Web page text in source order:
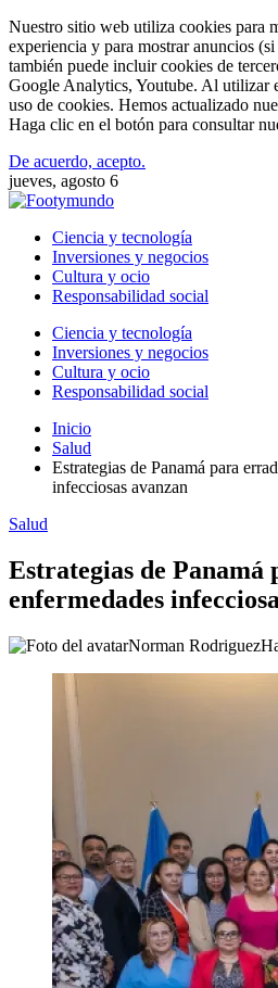
Nuestro sitio web utiliza cookies para
experiencia y para mostrar anuncios
también puede incluir cookies de
Google Analytics, Youtube. Al utilizar
uso de cookies. Hemos actualizado
Haga clic en el botón para consultar
De acuerdo, acepto.
jueves, agosto 6
Ciencia y tecnología
Inversiones y negocios
Cultura y ocio
Responsabilidad social
Ciencia y tecnología
Inversiones y negocios
Cultura y ocio
Responsabilidad social
Inicio
Salud
Estrategias de Panamá para
infecciosas avanzan
Salud
Estrategias de
enfermedades
Norman Rodriguez